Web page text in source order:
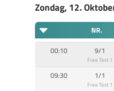
Zondag, 12.
NR.
00:10
9/1
Free Test 1
09:30 1/1
Free Test 1